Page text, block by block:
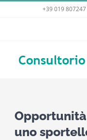
+39 019 807247
uno